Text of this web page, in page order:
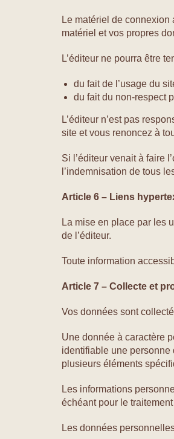
Le matériel de
matériel et vos propres
L’éditeur ne pourra être
du fait de l’usage du
du fait du non-respect
L’éditeur n’est pas
site et vous renoncez à
Si l’éditeur venait à faire
l’indemnisation de tous
Article 6 – Liens
La mise en place par les
de l’éditeur.
Toute information
Article 7 – Collecte et
Vos données sont
Une donnée à caractère
identifiable une personne
plusieurs éléments
Les informations
échéant pour le
Les données